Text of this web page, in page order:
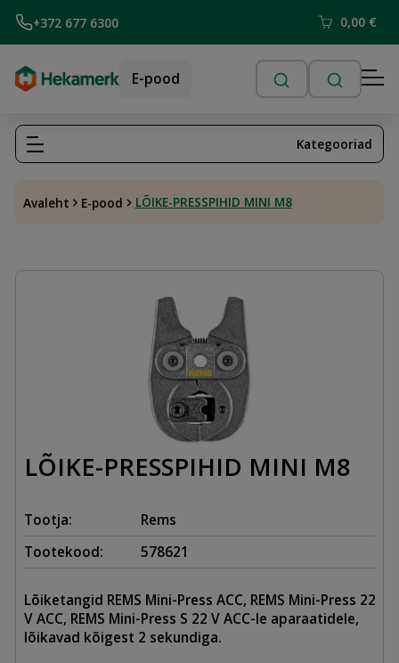
+372 677 6300 0,00 €
E-pood
Avaleht E-pood LÕIKE-PRESSPIHID MINI M8
Kategooriad
LÕIKE-PRESSPIHID MINI M8
Tootja:
Rems
Tootekood:
578621
Lõiketangid REMS Mini-Press ACC, REMS Mini-Press 22
V ACC, REMS Mini-Press S 22 V ACC-le aparaatidele,
lõikavad kõigest 2 sekundiga.